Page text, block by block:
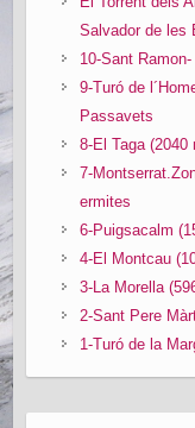
Salvador de les
10-Sant
9-Turó de
Passavets
8-El Taga
7-
ermites
6-Puigsacalm
4-El Montcau
3-La Morella
2-Sant Pere
1-Turó de la